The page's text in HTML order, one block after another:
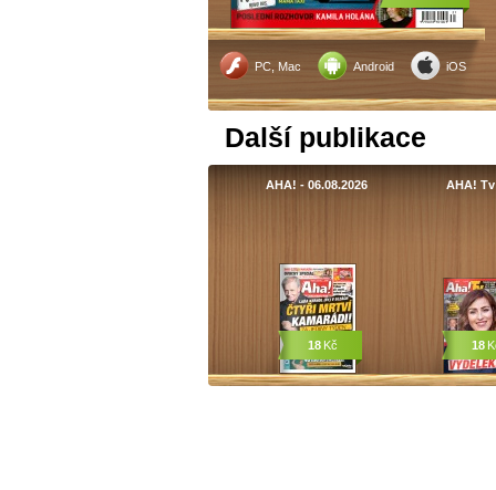
PC, Mac Android iOS
Další publikace
AHA! - 06.08.2026
18 Kč
AHA!
18